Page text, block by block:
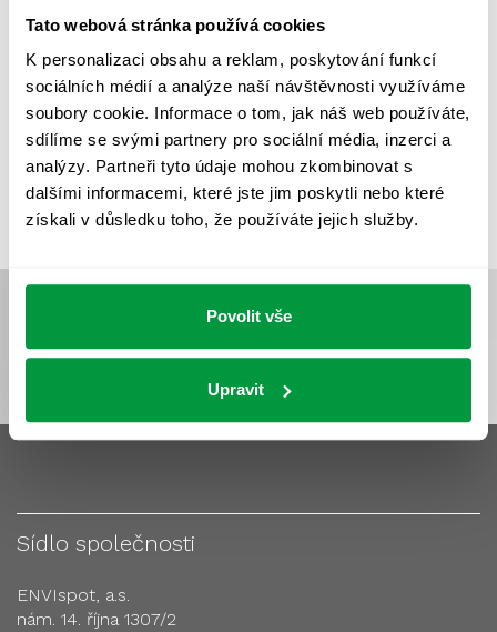
Tato webová stránka používá cookies
K personalizaci obsahu a reklam, poskytování funkcí
sociálních médií a analýze naší návštěvnosti využíváme
soubory cookie. Informace o tom, jak náš web používáte,
sdílíme se svými partnery pro sociální média, inzerci a
analýzy. Partneři tyto údaje mohou zkombinovat s
dalšími informacemi, které jste jim poskytli nebo které
získali v důsledku toho, že používáte jejich služby.
Povolit vše
Upravit
VÝPOČET OSVĚTLENÍ VÝPOČET ZASTÍNĚNÍ
VÝPOČTY A NÁVRHY
ZKOUŠKY NOUZOVÉHO OSVĚTLENÍ
Sídlo společnosti
ENVIspot, a.s.
nám. 14. října 1307/2